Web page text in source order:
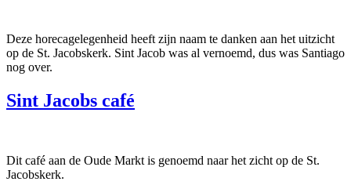
Deze horecagelegenheid heeft zijn naam te danken aan het uitzicht
op de St. Jacobskerk. Sint Jacob was al vernoemd, dus was Santiago
nog over.
Sint Jacobs café
Dit café aan de Oude Markt is genoemd naar het zicht op de St.
Jacobskerk.